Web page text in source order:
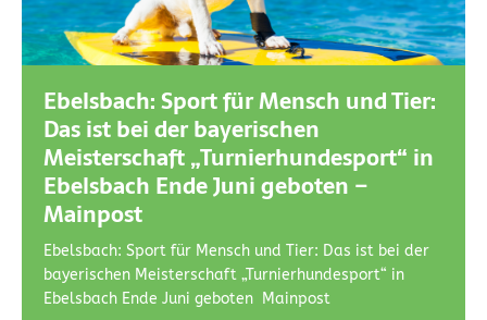
Ebelsbach: Sport für Mensch und Tier:
Das ist bei der bayerischen
Meisterschaft „Turnierhundesport“ in
Ebelsbach Ende Juni geboten –
Mainpost
Ebelsbach: Sport für Mensch und Tier: Das ist bei der
bayerischen Meisterschaft „Turnierhundesport“ in
Ebelsbach Ende Juni geboten Mainpost